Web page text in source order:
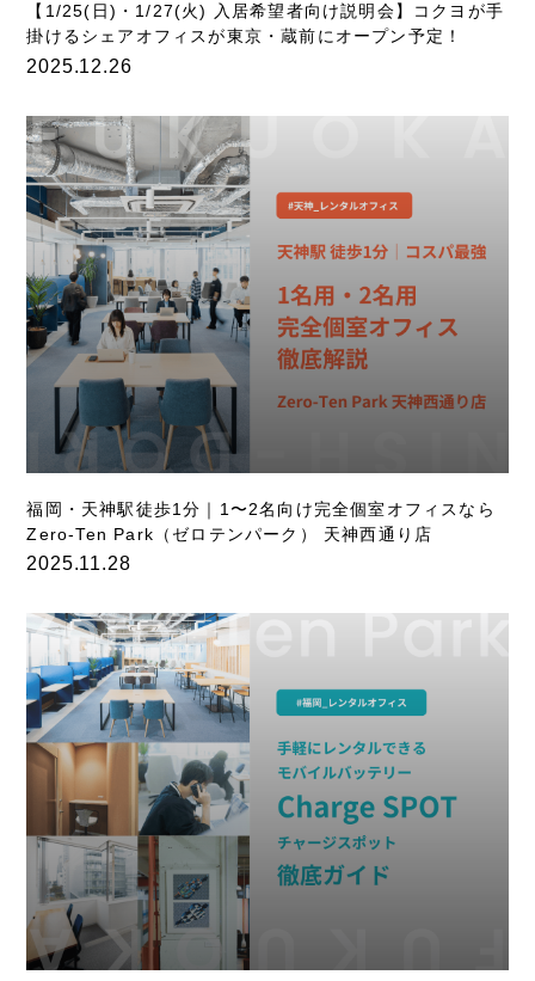
【1/25(日)・1/27(火) 入居希望者向け説明会】コクヨが手
掛けるシェアオフィスが東京・蔵前にオープン予定！
2025.12.26
福岡・天神駅徒歩1分｜1〜2名向け完全個室オフィスなら
Zero-Ten Park（ゼロテンパーク） 天神西通り店
2025.11.28